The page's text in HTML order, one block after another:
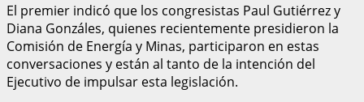
El premier indicó que los congresistas Paul Gutiérrez y
Diana Gonzáles, quienes recientemente presidieron la
Comisión de Energía y Minas, participaron en estas
conversaciones y están al tanto de la intención del
Ejecutivo de impulsar esta legislación.